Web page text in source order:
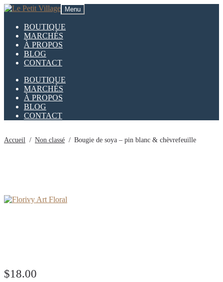
Aller
navigation
Aller
contenu
Menu
BOUTIQUE
MARCHÉS
À PROPOS
BLOG
CONTACT
BOUTIQUE
MARCHÉS
À PROPOS
BLOG
CONTACT
Accueil / Non classé / Bougie de soya – pin blanc & chèvrefeuille
$18.00